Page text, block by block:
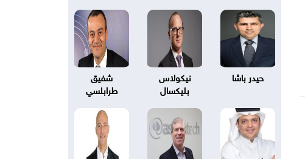
حيدر باشا
نيكولاس
بليكسال
شفيق
طرابلسي